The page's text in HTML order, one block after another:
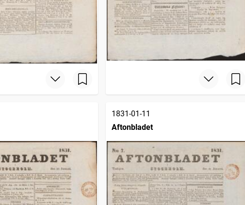
1831-01-11
Aftonbladet